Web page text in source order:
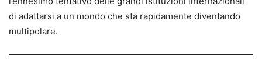
di adattarsi a un mondo che sta rapidamente diventando
multipolare.